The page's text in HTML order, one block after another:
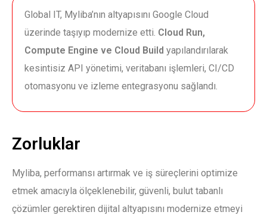
Global IT, Myliba’nın altyapısını Google Cloud
üzerinde taşıyıp modernize etti. Cloud Run,
Compute Engine ve Cloud Build yapılandırılarak
kesintisiz API yönetimi, veritabanı işlemleri, CI/CD
otomasyonu ve izleme entegrasyonu sağlandı.
Zorluklar
Myliba, performansı artırmak ve iş süreçlerini optimize
etmek amacıyla ölçeklenebilir, güvenli, bulut tabanlı
çözümler gerektiren dijital altyapısını modernize etmeyi